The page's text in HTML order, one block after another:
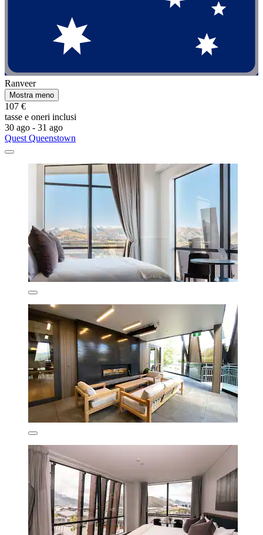
Ranveer
Mostra meno
107 €
tasse e oneri inclusi
30 ago - 31 ago
Quest Queenstown